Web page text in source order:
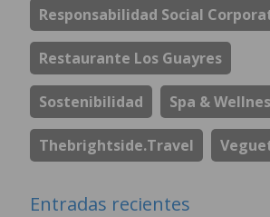
Responsabilidad Social
Restaurante Los Guayres
Sostenibilidad Spa &
Thebrightside.travel
Entradas recientes